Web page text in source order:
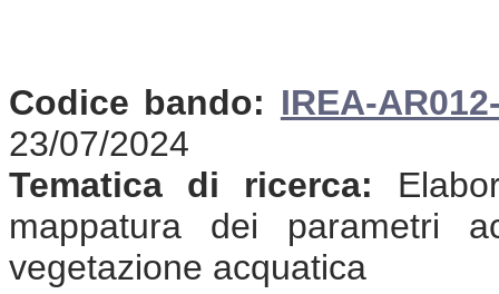
Codice bando: IREA-
23/07/2024
Tematica di ricerca:
mappatura dei parametri
vegetazione acquatica